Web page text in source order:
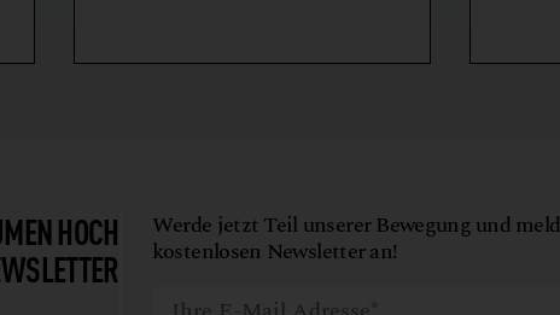
HOCH
Werde jetzt Teil unserer Bewegung und
kostenlosen Newsletter an!